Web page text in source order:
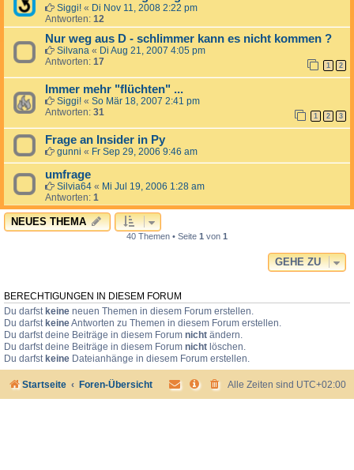
Siggi! « Di Nov 11, 2008 2:22 pm
Antworten: 12
Nur weg aus D - schlimmer kann es nicht kommen ?
Silvana « Di Aug 21, 2007 4:05 pm
Antworten: 17 1 2
Immer mehr "flüchten" ...
Siggi! « So Mär 18, 2007 2:41 pm
Antworten: 31 1 2 3
Frage an Insider in Py
gunni « Fr Sep 29, 2006 9:46 am
umfrage
Silvia64 « Mi Jul 19, 2006 1:28 am
Antworten: 1
NEUES THEMA
40 Themen • Seite 1 von 1
GEHE ZU
BERECHTIGUNGEN IN DIESEM FORUM
Du darfst keine neuen Themen in diesem Forum erstellen.
Du darfst keineAntworten zu Themen in diesem Forum erstellen.
Du darfst deine Beiträge in diesem Forum nicht ändern.
Du darfst deine Beiträge in diesem Forum nicht löschen.
Du darfst keine Dateianhänge in diesem Forum erstellen.
Startseite Foren-Übersicht Alle Zeiten sind UTC+02:00